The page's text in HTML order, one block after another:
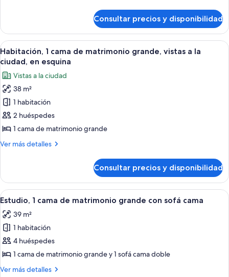
matrimonio
grande
1
cama
de
matrimonio
Consultar precios y disponibilidad
Abrir
todas
las
fotos
de
Habitación,
1
cama
de
vistas
la
ciudad,
en
esquina
Una habitación de hotel con una
8
Habitación, 1 cama de matrimonio grande, vistas a la
ciudad, en esquina
Vistas a la ciudad
38 m²
1 habitación
2 huéspedes
1 cama de matrimonio grande
Ver más detalles
Más
1
cama
de
grande,
vistas
la
ciudad,
esquina
Consultar precios y disponibilidad
Abrir
todas
las
fotos
de
Estudio,
1
Habitación de hotel moderna con
6
Estudio, 1 cama de matrimonio grande con sofá cama
39 m²
1 habitación
4 huéspedes
1 cama de matrimonio grande y 1 sofá cama doble
Ver más detalles
Más